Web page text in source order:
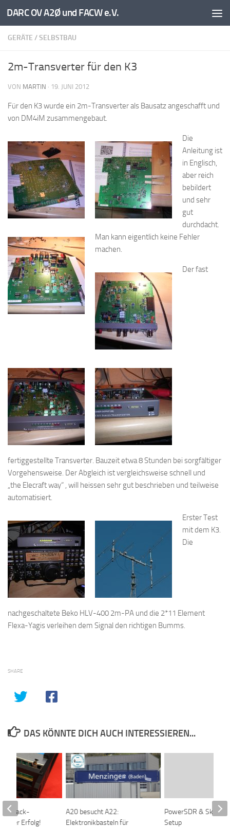
Unter dem Inhalt
DARC OV A2Ø und FACW e.V.
GERÄTE /SELBSTBAU
2m-Transverter für den K3
VON MARTIN · 19. JUNI 2012
Für den K3 wurde ein 2m-Transverter als Bausatz angeschafft und
von DM4iM zusammengebaut.
Die
Anleitung ist
in Englisch,
aber reich
bebildert
und sehr
gut
durchdacht.
Man kann eigentlich keine Fehler
machen.
Der fast
fertiggestellte Transverter. Bauzeit etwa 8 Stunden bei sorgfältiger
Vorgehensweise. Der Abgleich ist vergleichsweise schnell und
„the Elecraft way“ , will heissen sehr gut beschrieben und teilweise
automatisiert.
Erster Test
mit dem K3.
Die
nachgeschaltete Beko HLV-400 2m-PA und die 2*11 Element
Flexa-Yagis verleihen dem Signal den richtigen Bumms.
SHARE
DAS KÖNNTE DICH AUCH INTERESSIEREN...
A20 besucht A22:
Elektronikbasteln für
PowerSDR &
Setup
Shack-
voller Erfolg!